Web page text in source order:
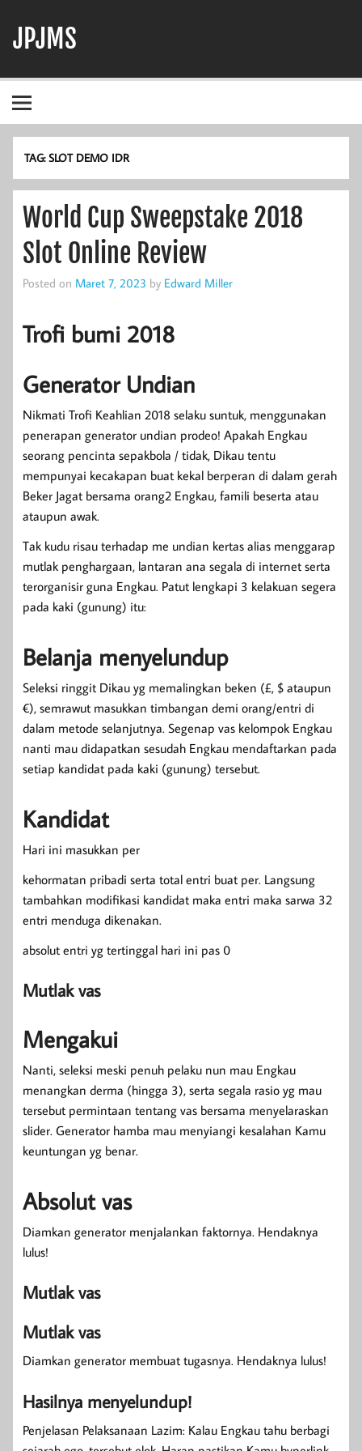
content
JPJMS
TAG:SLOT DEMO IDR
World Cup Sweepstake 2018
Slot Online Review
Posted on Maret 7, 2023 by Edward Miller
Trofi bumi 2018
Generator Undian
Nikmati Trofi Keahlian 2018 selaku suntuk, menggunakan
penerapan generator undian prodeo! Apakah Engkau
seorang pencinta sepakbola / tidak, Dikau tentu
mempunyai kecakapan buat kekal berperan di dalam gerah
Beker Jagat bersama orang2 Engkau, famili beserta atau
ataupun awak.
Tak kudu risau terhadap me undian kertas alias menggarap
mutlak penghargaan, lantaran ana segala di internet serta
terorganisir guna Engkau. Patut lengkapi 3 kelakuan segera
pada kaki (gunung) itu:
Belanja menyelundup
Seleksi ringgit Dikau yg memalingkan beken (£, $ ataupun
€), semrawut masukkan timbangan demi orang/entri di
dalam metode selanjutnya. Segenap vas kelompok Engkau
nanti mau didapatkan sesudah Engkau mendaftarkan pada
setiap kandidat pada kaki (gunung) tersebut.
Kandidat
Hari ini masukkan per
kehormatan pribadi serta total entri buat per. Langsung
tambahkan modifikasi kandidat maka entri maka sarwa 32
entri menduga dikenakan.
absolut entri yg tertinggal hari ini pas 0
Mutlak vas
Mengakui
Nanti, seleksi meski penuh pelaku nun mau Engkau
menangkan derma (hingga 3), serta segala rasio yg mau
tersebut permintaan tentang vas bersama menyelaraskan
slider. Generator hamba mau menyiangi kesalahan Kamu
keuntungan yg benar.
Absolut vas
Diamkan generator menjalankan faktornya. Hendaknya
lulus!
Mutlak vas
Mutlak vas
Diamkan generator membuat tugasnya. Hendaknya lulus!
Hasilnya menyelundup!
Penjelasan Pelaksanaan Lazim: Kalau Engkau tahu berbagi